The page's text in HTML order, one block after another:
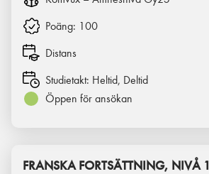
Poäng: 100
Distans
Studietakt: Heltid, Deltid
Öppen för ansökan
FRANSKA FORTSÄTTNING, NIVÅ 1